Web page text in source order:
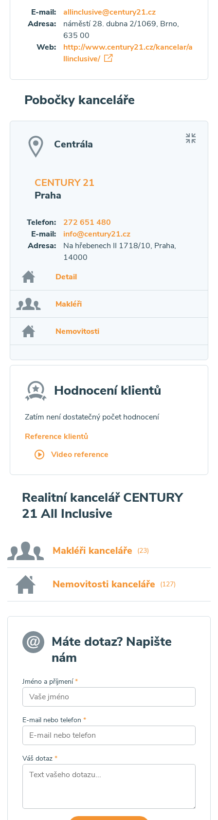
E-mail:
allinclusive@century21.cz
Adresa:
náměstí 28. dubna 2/1069, Brno,
635 00
Web:
http://www.century21.cz/kancelar/a
llinclusive/
Pobočky kanceláře
Centrála
CENTURY 21
Praha
Telefon:
272 651 480
E-mail:
info@century21.cz
Adresa:
Na hřebenech II 1718/10, Praha,
14000
Detail
Makléři
Nemovitosti
Hodnocení klientů
Zatím není dostatečný počet hodnocení
Reference klientů
Video reference
Realitní kancelář CENTURY
21 All Inclusive
Makléři kanceláře (23)
Nemovitosti kanceláře (127)
Máte dotaz? Napište
nám
Jméno a příjmení*
E-mail nebo telefon *
Váš dotaz *